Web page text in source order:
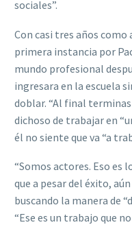
sociales”.
Con casi tres años como
primera instancia por
mundo profesional
ingresara en la escuela
doblar. “Al final
dichoso de trabajar en
él no siente que va “a
“Somos actores. Eso es
que a pesar del éxito,
buscando la manera de
“Ese es un trabajo que